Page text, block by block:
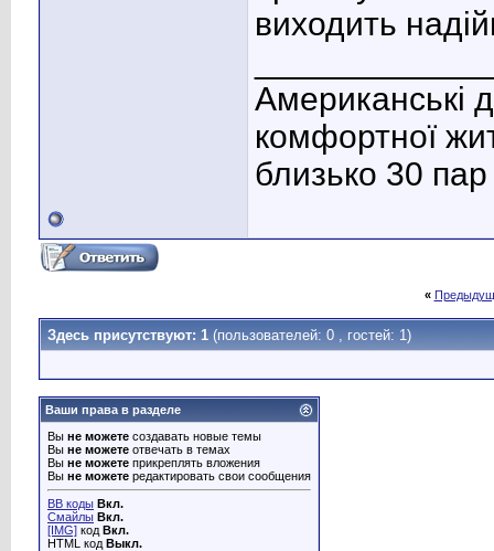
виходить
Американські
комфортної
близько 30 пар
«
Здесь присутствуют: 1 (пользователей: 0 , гостей: 1)
Ваши права в разделе
Вы не можете создавать новые темы
Вы не можете отвечать в темах
Вы не можете прикреплять вложения
Вы не можете редактировать свои сообщения
BB коды Вкл.
Смайлы Вкл.
[IMG] код Вкл.
HTML код Выкл.